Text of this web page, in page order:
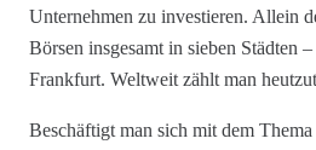
Unternehmen zu investieren. Allein
Börsen insgesamt in sieben Städten
Frankfurt. Weltweit zählt man
Beschäftigt man sich mit dem